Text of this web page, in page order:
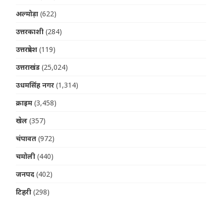
अल्मोड़ा (622)
उत्तरकाशी (284)
उत्तरप्रदेश (119)
उत्तराखंड (25,024)
उधमसिंह नगर (1,314)
क्राइम (3,458)
खेल (357)
चंपावत (972)
चमोली (440)
जनपद (402)
टिहरी (298)